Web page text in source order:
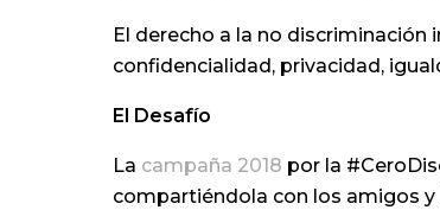
El derecho a la no
confidencialidad, privacidad,
El Desafío
La campaña 2018 por la
compartiéndola con los amigos